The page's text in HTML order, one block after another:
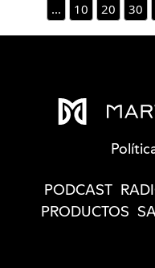
...
10 20 30
PODCAST
PRODUCTOS